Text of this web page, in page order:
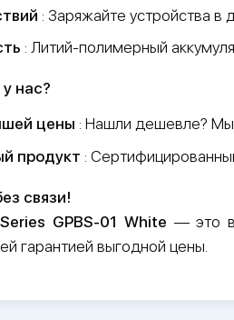
: Заряжайте устройства в
: Литий-полимерный
нас?
цены : Нашли дешевле? Мы
продукт :
связи!
GPBS-01 White — это
гарантией выгодной цены.